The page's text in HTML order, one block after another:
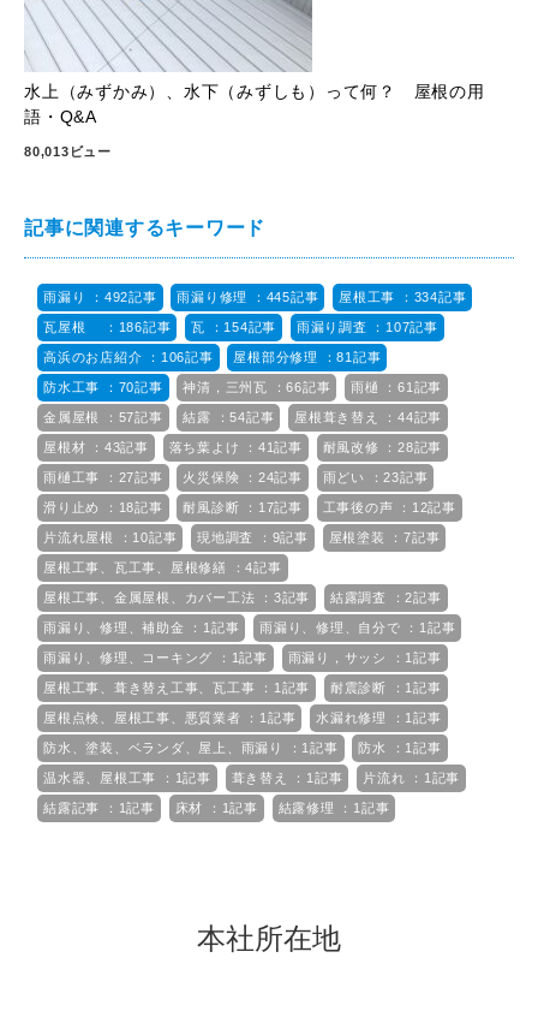
水上（みずかみ）、水下（みずしも）って何？ 屋根の用
語・Q&A
80,013ビュー
記事に関連するキーワード
雨漏り ：492記事 雨漏り修理 ：445記事 屋根工事 ：334記事
瓦屋根 ：186記事 瓦 ：154記事 雨漏り調査 ：107記事
高浜のお店紹介 ：106記事 屋根部分修理 ：81記事
防水工事 ：70記事 神清，三州瓦 ：66記事 雨樋 ：61記事
金属屋根 ：57記事 結露 ：54記事 屋根葺き替え ：44記事
屋根材 ：43記事 落ち葉よけ ：41記事 耐風改修 ：28記事
雨樋工事 ：27記事 火災保険 ：24記事 雨どい ：23記事
滑り止め ：18記事 耐風診断 ：17記事 工事後の声 ：12記事
片流れ屋根 ：10記事 現地調査 ：9記事 屋根塗装 ：7記事
屋根工事、瓦工事、屋根修繕 ：4記事
屋根工事、金属屋根、カバー工法 ：3記事 結露調査 ：2記事
雨漏り、修理、補助金 ：1記事 雨漏り、修理、自分で ：1記事
雨漏り、修理、コーキング ：1記事 雨漏り，サッシ ：1記事
屋根工事、葺き替え工事、瓦工事 ：1記事 耐震診断 ：1記事
屋根点検、屋根工事、悪質業者 ：1記事 水漏れ修理 ：1記事
防水、塗装、ベランダ、屋上、雨漏り ：1記事 防水 ：1記事
温水器、屋根工事 ：1記事 葺き替え ：1記事 片流れ ：1記事
結露記事 ：1記事 床材 ：1記事 結露修理 ：1記事
本社所在地